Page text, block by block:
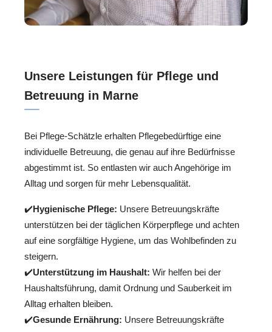
Unsere Leistungen für Pflege und
Betreuung in Marne
Bei Pflege-Schätzle erhalten Pflegebedürftige eine
individuelle Betreuung, die genau auf ihre Bedürfnisse
abgestimmt ist. So entlasten wir auch Angehörige im
Alltag und sorgen für mehr Lebensqualität.
✔️Hygienische Pflege: Unsere Betreuungskräfte
unterstützen bei der täglichen Körperpflege und achten
auf eine sorgfältige Hygiene, um das Wohlbefinden zu
steigern.
✔️Unterstützung im Haushalt: Wir helfen bei der
Haushaltsführung, damit Ordnung und Sauberkeit im
Alltag erhalten bleiben.
✔️Gesunde Ernährung: Unsere Betreuungskräfte